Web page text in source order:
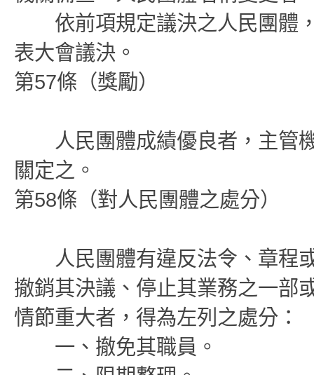
依前項規定議決之人民團體，
表大會議決。
第57條（獎勵）
人民團體成績優良者，主管機
關定之。
第58條（對人民團體之處分）
人民團體有違反法令、章程或
撤銷其決議、停止其業務之一部
情節重大者，得為左列之處分：
一、撤免其職員。